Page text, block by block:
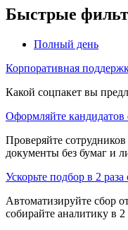
Быстрые
Полный день
Корпоративная
Какой соцпакет вы
Оформляйте кандидатов
Проверяйте
документы без бумаг и
Ускорьте подбор в 2 раза
Автоматизируйте сбор
собирайте аналитику в 2